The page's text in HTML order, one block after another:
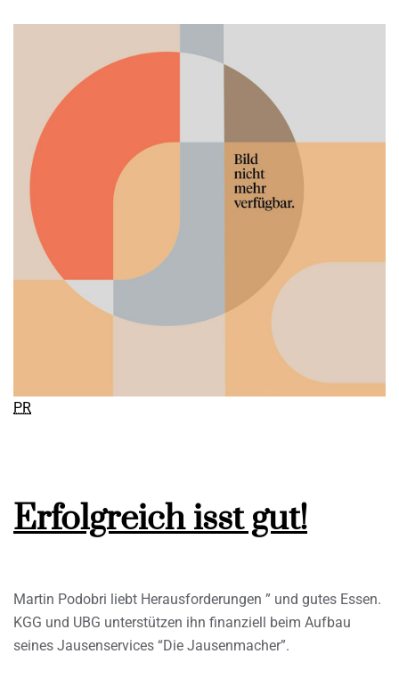
PR
Erfolgreich isst gut!
Martin Podobri liebt Herausforderungen ” und gutes Essen.
KGG und UBG unterstützen ihn finanziell beim Aufbau
seines Jausenservices “Die Jausenmacher”.